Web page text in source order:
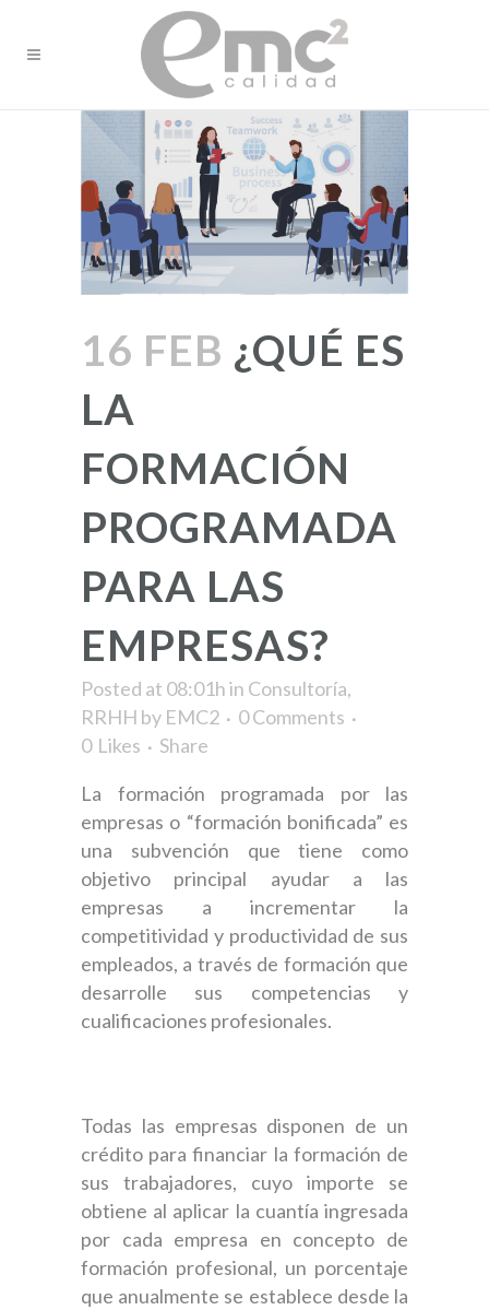
16 FEB ¿QUÉ ES
LA
FORMACIÓN
PROGRAMADA
PARA LAS
EMPRESAS?
Posted at 08:01hin Consultoría,
RRHH by EMC2
0 Comments
0 Likes
Share
La formación programada por las
empresas o “formación bonificada” es
una subvención que tiene como
objetivo principal ayudar a las
empresas a incrementar la
competitividad y productividad de sus
empleados, a través de formación que
desarrolle sus competencias y
cualificaciones profesionales.
Todas las empresas disponen de un
crédito para financiar la formación de
sus trabajadores, cuyo importe se
obtiene al aplicar la cuantía ingresada
por cada empresa en concepto de
formación profesional, un porcentaje
que anualmente se establece desde la